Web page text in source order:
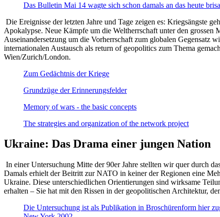
Das Bulletin Mai 14 wagte sich schon damals an das heute
Die Ereignisse der letzten Jahre und Tage zeigen es: Kriegsängste
Apokalypse. Neue Kämpfe um die Weltherrschaft unter den
Auseinandersetzung um die Vorherrschaft zum globalen Gegensatz
internationalen Austausch als return of geopolitics zum Thema
Wien/Zurich/London.
Zum Gedächtnis der Kriege
Grundzüge der Erinnerungsfelder
Memory of wars - the basic concepts
The strategies and organization of the network project
Ukraine: Das Drama einer jungen Nation
In einer Untersuchung Mitte der 90er Jahre stellten wir quer durch
Damals erhielt der Beitritt zur NATO in keiner der Regionen eine
Ukraine. Diese unterschiedlichen Orientierungen sind wirksame
erhalten – Sie hat mit den Rissen in der geopolitischen Architektur,
Die Untersuchung ist als Publikation in Broschürenform hier